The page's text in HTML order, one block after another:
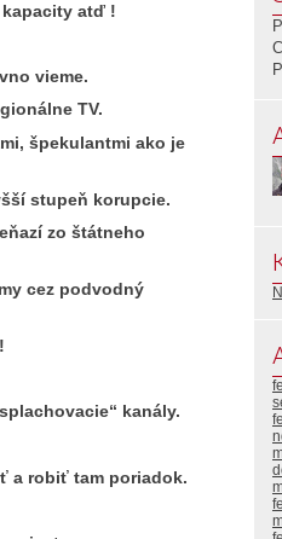
atď !
vieme.
TV.
špekulantmi ako je
stupeň korupcie.
zo štátneho
cez podvodný
kanály.
a robiť tam poriadok.